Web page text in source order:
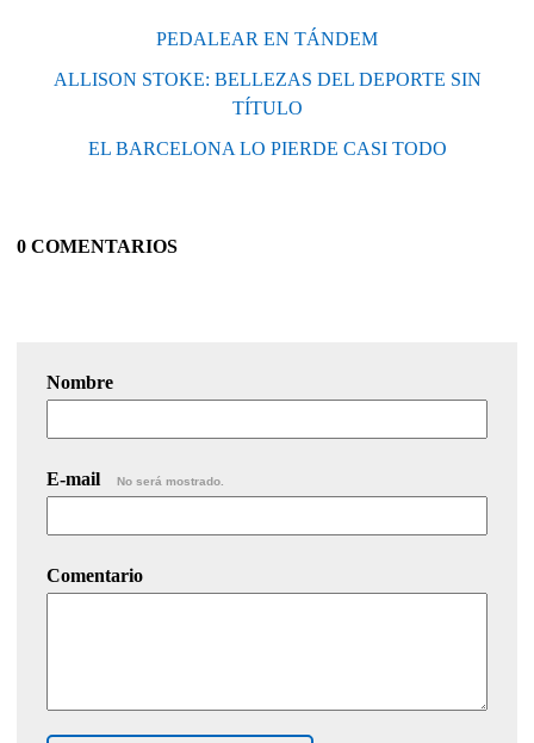
PEDALEAR EN TÁNDEM
ALLISON STOKE: BELLEZAS DEL DEPORTE SIN
TÍTULO
EL BARCELONA LO PIERDE CASI TODO
0 COMENTARIOS
Nombre
E-mail No será mostrado.
Comentario